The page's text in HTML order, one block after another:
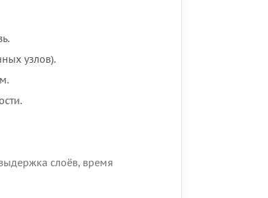
узлов).
слоёв, время